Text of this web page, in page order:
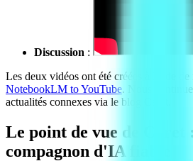
Discussion :
Les deux vidéos ont été créées à l'aide
NotebookLM to YouTube. Nous
actualités connexes via le blog Caret.
Le point de vue de Caret
compagnon d'IA fiable